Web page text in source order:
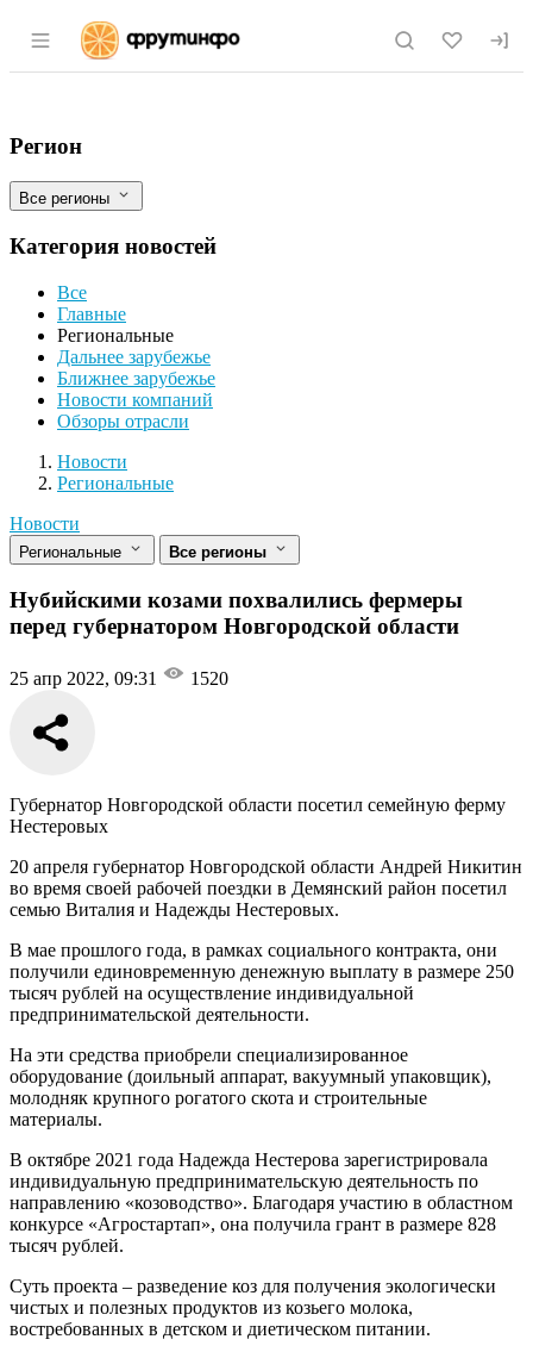
Раздел навигации по сайту fruitinfo.ru
Нубийскими козами похвалились
Фильтры
Регион
Все регионы
Категория новостей
Все
Главные
Региональные
Дальнее зарубежье
Ближнее зарубежье
Новости компаний
Обзоры отрасли
Новости
Разделы
Новости
Региональные
Новости
Региональные Все регионы
Нубийскими козами похвалились фермеры
перед губернатором Новгородской области
25 апр 2022, 09:31 1520
Губернатор Новгородской области посетил семейную ферму
Нестеровых
20 апреля губернатор Новгородской области Андрей Никитин
во время своей рабочей поездки в Демянский район посетил
семью Виталия и Надежды Нестеровых.
В мае прошлого года, в рамках социального контракта, они
получили единовременную денежную выплату в размере 250
тысяч рублей на осуществление индивидуальной
предпринимательской деятельности.
На эти средства приобрели специализированное
оборудование (доильный аппарат, вакуумный упаковщик),
молодняк крупного рогатого скота и строительные
материалы.
В октябре 2021 года Надежда Нестерова зарегистрировала
индивидуальную предпринимательскую деятельность по
направлению «козоводство». Благодаря участию в областном
конкурсе «Агростартап», она получила грант в размере 828
тысяч рублей.
Суть проекта – разведение коз для получения экологически
чистых и полезных продуктов из козьего молока,
востребованных в детском и диетическом питании.